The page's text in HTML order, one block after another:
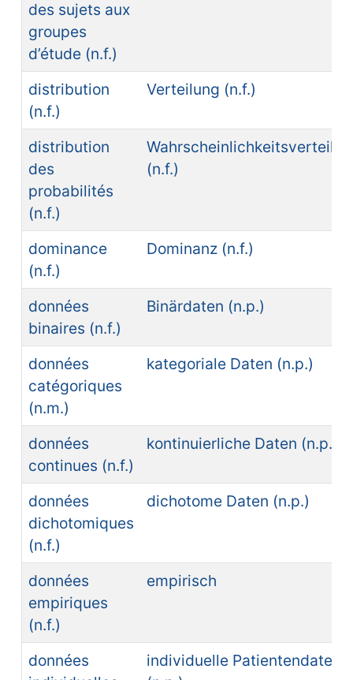
des sujets aux
groupes
d’étude (n.f.)
distribution
(n.f.)
Verteilung (n.f.)
distribution
des
probabilités
(n.f.)
(n.f.)
dominance
(n.f.)
Dominanz (n.f.)
données
binaires (n.f.)
Binärdaten (n.p.)
données
catégoriques
(n.m.)
kategoriale Daten (n.p.)
données
continues (n.f.)
kontinuierliche Daten (n.p.)
données
dichotomiques
(n.f.)
dichotome Daten (n.p.)
données
empiriques
(n.f.)
empirisch
données
individuelle Patientendaten